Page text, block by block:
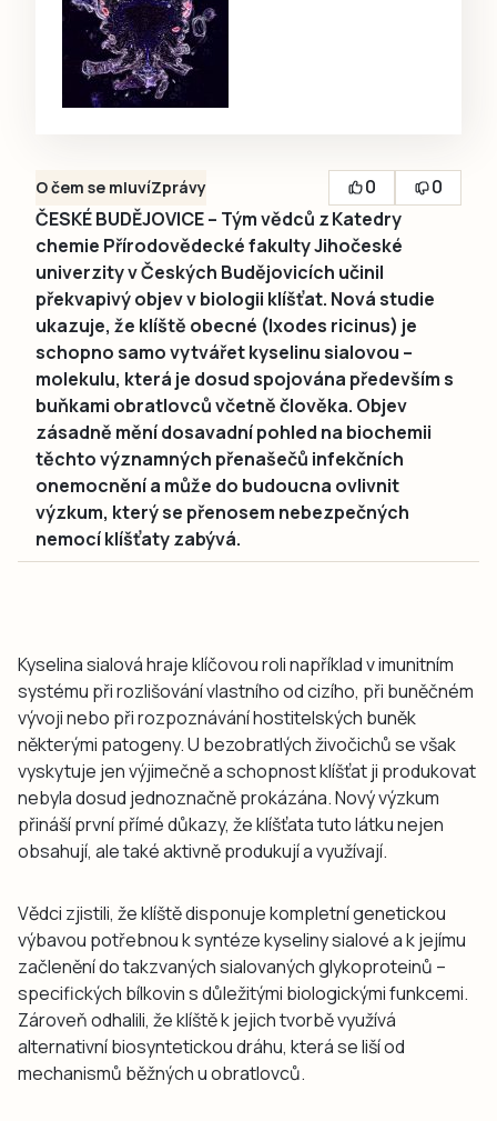
O čem se mluvíZprávy 0
0
ČESKÉ BUDĚJOVICE – Tým vědců z Katedry
chemie Přírodovědecké fakulty Jihočeské
univerzity v Českých Budějovicích učinil
překvapivý objev v biologii klíšťat. Nová studie
ukazuje, že klíště obecné (Ixodes ricinus) je
schopno samo vytvářet kyselinu sialovou –
molekulu, která je dosud spojována především s
buňkami obratlovců včetně člověka. Objev
zásadně mění dosavadní pohled na biochemii
těchto významných přenašečů infekčních
onemocnění a může do budoucna ovlivnit
výzkum, který se přenosem nebezpečných
nemocí klíšťaty zabývá.
Kyselina sialová hraje klíčovou roli například v imunitním
systému při rozlišování vlastního od cizího, při buněčném
vývoji nebo při rozpoznávání hostitelských buněk
některými patogeny. U bezobratlých živočichů se však
vyskytuje jen výjimečně a schopnost klíšťat ji produkovat
nebyla dosud jednoznačně prokázána. Nový výzkum
přináší první přímé důkazy, že klíšťata tuto látku nejen
obsahují, ale také aktivně produkují a využívají.
Vědci zjistili, že klíště disponuje kompletní genetickou
výbavou potřebnou k syntéze kyseliny sialové a k jejímu
začlenění do takzvaných sialovaných glykoproteinů –
specifických bílkovin s důležitými biologickými funkcemi.
Zároveň odhalili, že klíště k jejich tvorbě využívá
alternativní biosyntetickou dráhu, která se liší od
mechanismů běžných u obratlovců.